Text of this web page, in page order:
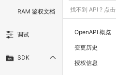
RAM 鉴权文档
调试
SDK
找不到 API ? 点击
OpenAPI 概览
变更历史
授权信息